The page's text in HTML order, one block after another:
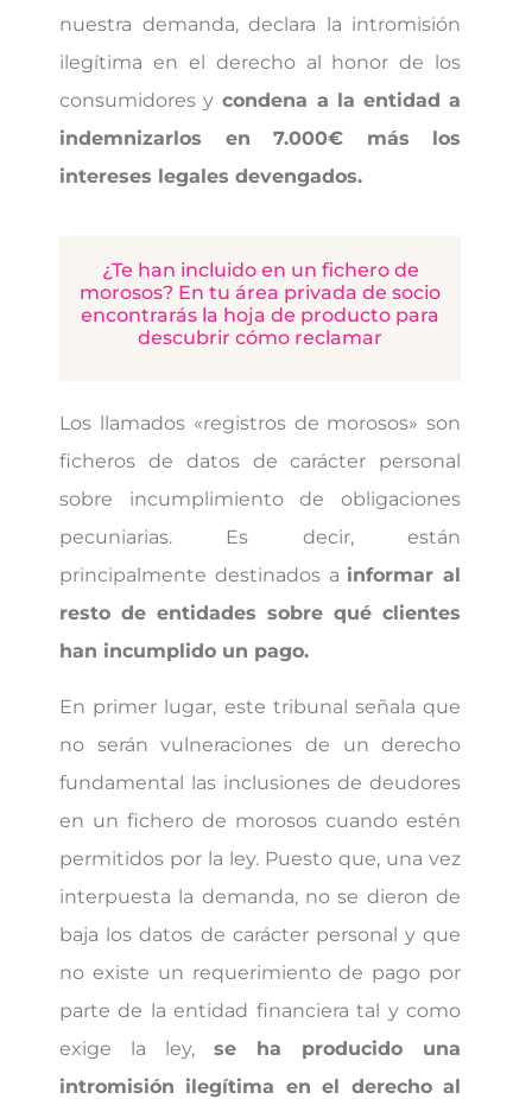
nuestra demanda, declara la intromisión
ilegítima en el derecho al honor de los
consumidores y condena a la entidad a
indemnizarlos en 7.000€ más los
intereses legales devengados.
¿Te han incluido en un fichero de
morosos? En tu área privada de socio
encontrarás la hoja de producto para
descubrir cómo reclamar
Los llamados «registros de morosos» son
ficheros de datos de carácter personal
sobre incumplimiento de obligaciones
pecuniarias. Es decir, están
principalmente destinados a informar al
resto de entidades sobre qué clientes
han incumplido un pago.
En primer lugar, este tribunal señala que
no serán vulneraciones de un derecho
fundamental las inclusiones de deudores
en un fichero de morosos cuando estén
permitidos por la ley. Puesto que, una vez
interpuesta la demanda, no se dieron de
baja los datos de carácter personal y que
no existe un requerimiento de pago por
parte de la entidad financiera tal y como
exige la ley,se ha producido una
intromisión ilegítima en el derecho al